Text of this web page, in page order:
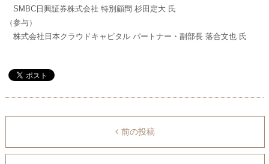
SMBC日興証券株式会社 特別顧問 杉田定大 氏
（参与）
株式会社日本クラウドキャピタル パートナー・副部長 落合文也 氏
前の投稿